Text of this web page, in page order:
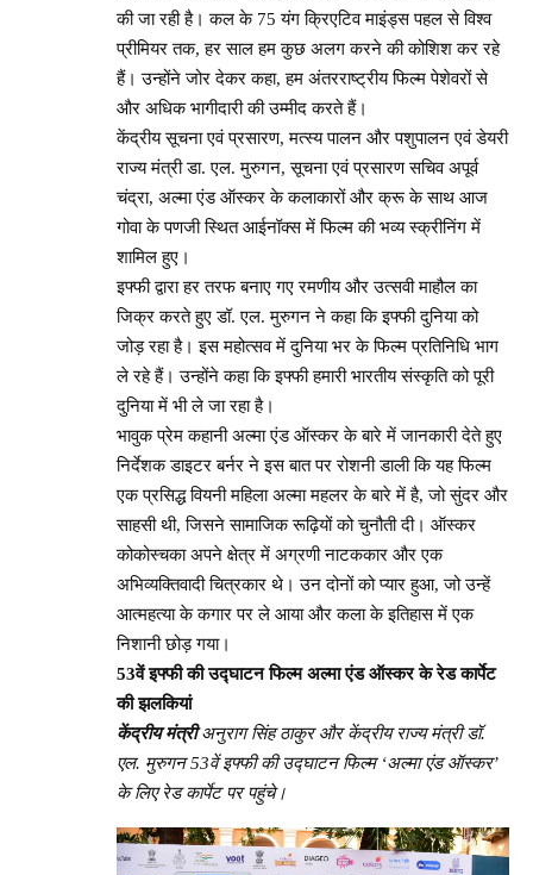
की जा रही है। कल के 75 यंग क्रिएटिव माइंड्स पहल से विश्व
प्रीमियर तक, हर साल हम कुछ अलग करने की कोशिश कर रहे
हैं। उन्होंने जोर देकर कहा, हम अंतरराष्ट्रीय फिल्म पेशेवरों से
और अधिक भागीदारी की उम्मीद करते हैं।
केंद्रीय सूचना एवं प्रसारण, मत्स्य पालन और पशुपालन एवं डेयरी
राज्य मंत्री डा. एल. मुरुगन, सूचना एवं प्रसारण सचिव अपूर्व
चंद्रा, अल्मा एंड ऑस्कर के कलाकारों और क्रू के साथ आज
गोवा के पणजी स्थित आईनॉक्स में फिल्म की भव्य स्क्रीनिंग में
शामिल हुए।
इफ्फी द्वारा हर तरफ बनाए गए रमणीय और उत्सवी माहौल का
जिक्र करते हुए डॉ. एल. मुरुगन ने कहा कि इफ्फी दुनिया को
जोड़ रहा है। इस महोत्सव में दुनिया भर के फिल्म प्रतिनिधि भाग
ले रहे हैं। उन्होंने कहा कि इफ्फी हमारी भारतीय संस्कृति को पूरी
दुनिया में भी ले जा रहा है।
भावुक प्रेम कहानी अल्मा एंड ऑस्कर के बारे में जानकारी देते हुए
निर्देशक डाइटर बर्नर ने इस बात पर रोशनी डाली कि यह फिल्म
एक प्रसिद्ध वियनी महिला अल्मा महलर के बारे में है, जो सुंदर और
साहसी थी, जिसने सामाजिक रूढ़ियों को चुनौती दी। ऑस्कर
कोकोस्चका अपने क्षेत्र में अग्रणी नाटककार और एक
अभिव्यक्तिवादी चित्रकार थे। उन दोनों को प्यार हुआ, जो उन्हें
आत्महत्या के कगार पर ले आया और कला के इतिहास में एक
निशानी छोड़ गया।
53वें इफ्फी की उद्घाटन फिल्म अल्मा एंड ऑस्कर के रेड कार्पेट
की झलकियां
केंद्रीय मंत्रीअनुराग सिंह ठाकुर और केंद्रीय राज्य मंत्री डॉ.
एल. मुरुगन 53वें इफ्फी की उद्घाटन फिल्म ‘अल्मा एंड ऑस्कर’
के लिए रेड कार्पेट पर पहुंचे।